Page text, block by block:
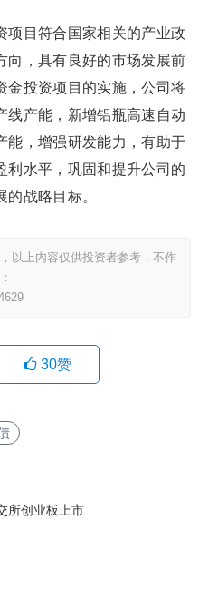
项目符合国家相关的产业政
向，具有良好的市场发展前
金投资项目的实施，公司将
线产能，新增铝瓶高速自动
能，增强研发能力，有助于
利水平，巩固和提升公司的
战略目标。
以上内容仅供投资者参考，不作
30赞
所创业板上市